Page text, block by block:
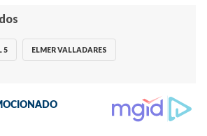
5 ELMER VALLADARES